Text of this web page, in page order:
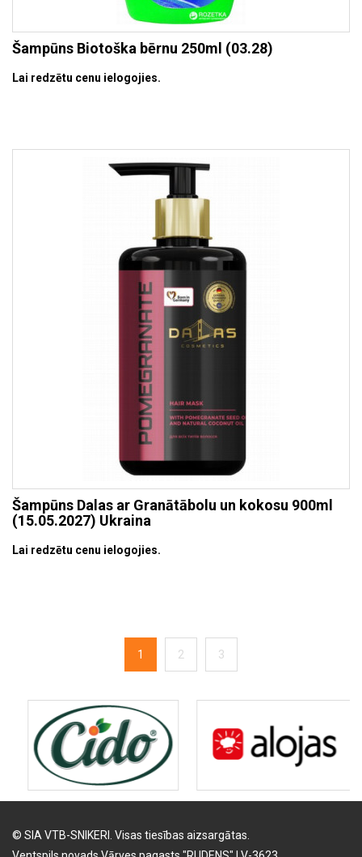
Šampūns Biotoška bērnu 250ml (03.28)
Lai redzētu cenu ielogojies.
Šampūns Dalas ar Granātābolu un kokosu 900ml
(15.05.2027) Ukraina
Lai redzētu cenu ielogojies.
1 2 3
© SIA VTB-SNIKERI. Visas tiesības aizsargātas.